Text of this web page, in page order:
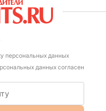
персональных данных
данных согласен